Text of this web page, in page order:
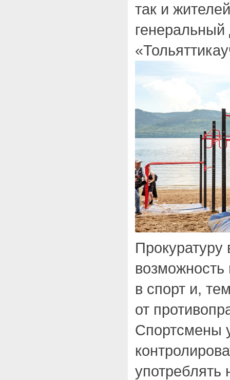
так и
Прокуратуру
в спорт и,
от
Спортсмены
употреблять